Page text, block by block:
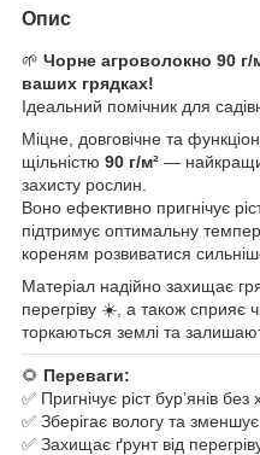
Опис
🌱 Чорне агроволокно 90 г/
ваших грядках!
Ідеальний помічник для
Міцне, довговічне та
щільністю 90 г/м² —
захисту рослин.
Воно ефективно пригнічує
підтримує оптимальну
кореням розвиватися
Матеріал надійно захищає
перегріву ☀️, а також сприяє
торкаються землі та
🌻 Переваги:
✅ Пригнічує ріст бур’янів без
✅ Зберігає вологу та
✅ Захищає ґрунт від